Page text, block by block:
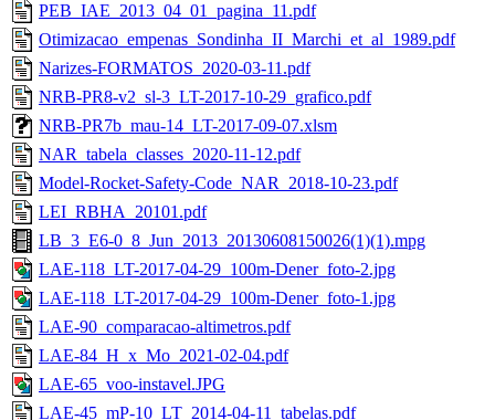
PEB_IAE_2013_04_01_pagina_11.pdf
Otimizacao_empenas_Sondinha_II_Marchi_et_al_1989.pdf
Narizes-FORMATOS_2020-03-11.pdf
NRB-PR8-v2_sl-3_LT-2017-10-29_grafico.pdf
NRB-PR7b_mau-14_LT-2017-09-07.xlsm
NAR_tabela_classes_2020-11-12.pdf
Model-Rocket-Safety-Code_NAR_2018-10-23.pdf
LEI_RBHA_20101.pdf
LB_3_E6-0_8_Jun_2013_20130608150026(1)(1).mpg
LAE-118_LT-2017-04-29_100m-Dener_foto-2.jpg
LAE-118_LT-2017-04-29_100m-Dener_foto-1.jpg
LAE-90_comparacao-altimetros.pdf
LAE-84_H_x_Mo_2021-02-04.pdf
LAE-65_voo-instavel.JPG
LAE-45_mP-10_LT_2014-04-11_tabelas.pdf